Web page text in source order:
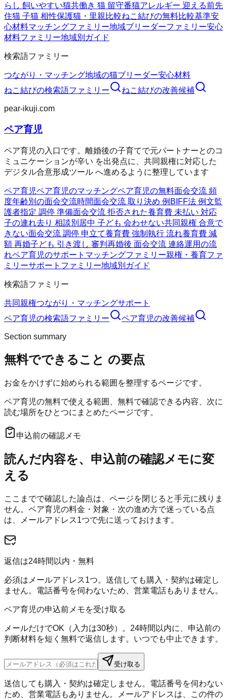
らし 飼いやすい猫共働き 猫 留守番猫アレルギー 迎える前先
住猫 子猫 相性保護猫・里親比較ねこ結びの無料比較基準安
心材料マッチングファミリー地域ブリーダーファミリー安心
材料ファミリー地域別ガイド
検索語ファミリー
つながり・マッチング地域の猫ブリーダー安心材料
ねこ結びの検索語ファミリー ねこ結びの改善候補
pear-ikuji.com
ペア育児
ペア育児の入口です。離婚後の子育てで元パートナーとのコ
ミュニケーションが辛い を出発点に、共同親権に対応した
デジタル合意形成ツール へ進めるように整理しています
ペア育児ペア育児のマッチングペア育児の無料面会交流 頻
度年齢別の面会交流時間面会交流 取り決め 例 BIFF法 例文監
護者指定 調停 準備面会交流 拒否された養育費 未払い 対応
子の連れ去り 相談別居中 子ども 会わせない共同親権 合意で
きない面会交流 調停 申立て養育費 強制執行 流れ養育費 減
額 再婚子ども 引き渡し 審判 再婚後 面会交流 連絡運用の流
れペア育児のサポート マッチングファミリー親権・養育ファ
ミリーサポートファミリー地域別ガイド
検索語ファミリー
共同親権つながり・マッチングサポート
ペア育児の検索語ファミリー ペア育児の改善候補
Section summary
無料でできること の要点
お金をかけずに始められる範囲を整理するページです。
ペア育児の無料で使える範囲、無料で確認できる内容、次に
読む場所をひとつにまとめたページです。
申込前の確認メモ
読んだ内容を、申込前の確認メモに変
える
ここまでで確認した論点は、ページを閉じると手元に残りま
せん。 ペア育児の料金・対象・次の進め方で迷っている点
は、メールアドレス1つで先に送っておけます。
返信は24時間以内・無料
必須はメールアドレス1つ。送信しても購入・契約は確定し
ません。電話番号を伺わないため、営業電話もありません。
ペア育児の申込前メモを受け取る
メールだけでOK（入力は30秒）。24時間以内に、申込前の
判断材料を短く無料で返信します。いつでも中止できます。
受け取る
送信しても購入・契約は確定しません。電話番号を伺わない
ため、営業電話もありません。メールアドレスは、この件の